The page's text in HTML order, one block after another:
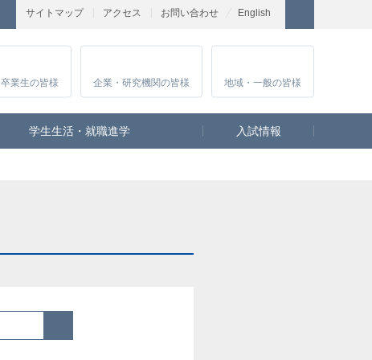
サイトマップ アクセス お問い合わせ English
卒業生の皆様 企業・研究機関の皆様 地域・一般の皆様
学生生活・就職進学 入試情報